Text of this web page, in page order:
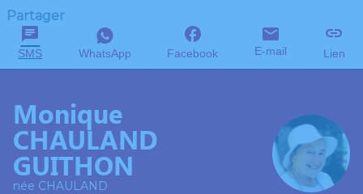
Partager
SMS WhatsApp Facebook E-mail Lien
Monique
CHAULAND
GUITHON
née CHAULAND